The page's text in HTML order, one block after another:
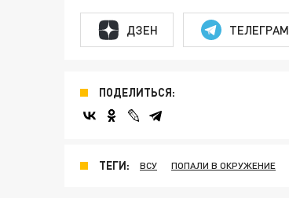
ДЗЕН ТЕЛЕГРАМ
ПОДЕЛИТЬСЯ:
ТЕГИ: ВСУ ПОПАЛИ В ОКРУЖЕНИЕ